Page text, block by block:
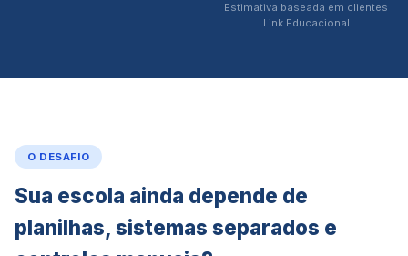
Estimativa baseada em clientes
Link Educacional
O DESAFIO
Sua escola ainda depende de
planilhas, sistemas separados e